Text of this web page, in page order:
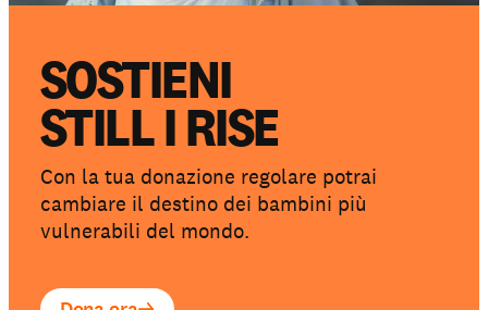
SOSTIENI
STILL I RISE
Con la tua donazione regolare potrai
cambiare il destino dei bambini più
vulnerabili del mondo.